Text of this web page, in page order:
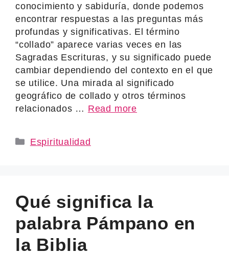
conocimiento y sabiduría, donde podemos
encontrar respuestas a las preguntas más
profundas y significativas. El término
“collado” aparece varias veces en las
Sagradas Escrituras, y su significado puede
cambiar dependiendo del contexto en el que
se utilice. Una mirada al significado
geográfico de collado y otros términos
relacionados … Read more
Categories
Espiritualidad
Qué significa la
palabra Pámpano en
la Biblia